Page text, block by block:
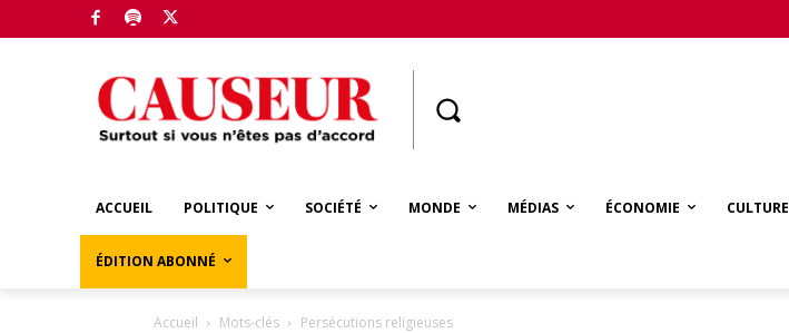
ACCUEIL POLITIQUE SOCIÉTÉ MONDE MÉDIAS ÉCONOMIE CULTURE
ÉDITION ABONNÉ
Accueil Mots-clés Persécutions religieuses